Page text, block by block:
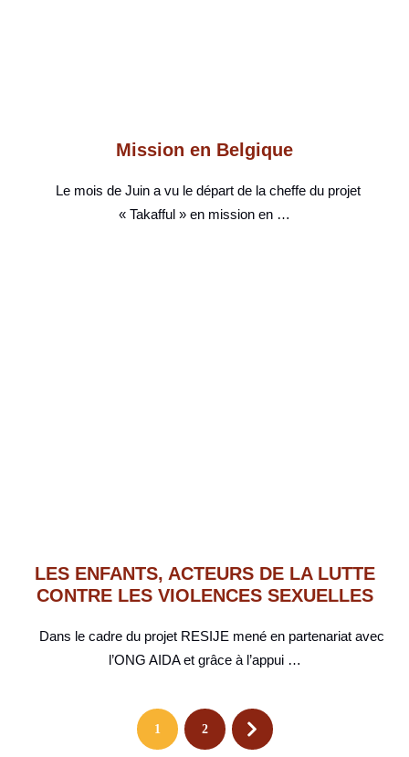
Mission en Belgique
Le mois de Juin a vu le départ de la cheffe du projet
« Takafful » en mission en …
LES ENFANTS, ACTEURS DE LA LUTTE
CONTRE LES VIOLENCES SEXUELLES
Dans le cadre du projet RESIJE mené en partenariat avec
l’ONG AIDA et grâce à l’appui …
1 2